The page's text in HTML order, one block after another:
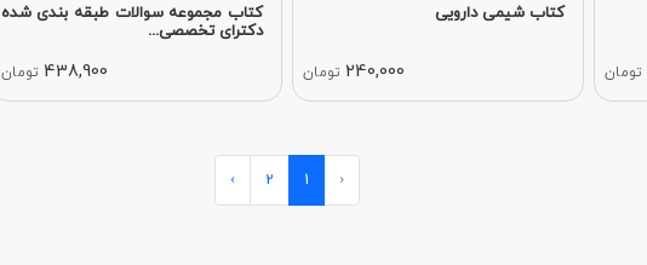
تومان
کتاب شیمی دارویی
240,000 تومان
کتاب مجموعه سوالات طبقه بندی شده
دکترای تخصصی...
438,900 تومان
‹
1
2
›